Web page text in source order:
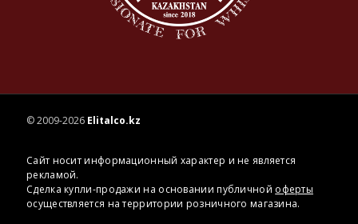
© 2009-2026 Elitalco.kz
Сайт носит информационный характер и не является
рекламой.
Сделка купли-продажи на основании публичной оферты
осуществляется на территории розничного магазина.